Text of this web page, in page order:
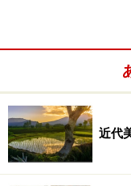
「インスタレーシ
は、作家や作品に
アプローチを積極
からスタートして
ば、全体の作品イ
近代